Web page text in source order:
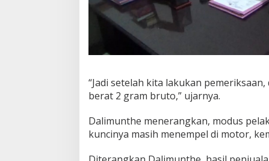
“Jadi setelah kita lakukan
berat 2 gram bruto,” ujarnya.
Dalimunthe menerangkan, modus
kuncinya masih menempel di motor,